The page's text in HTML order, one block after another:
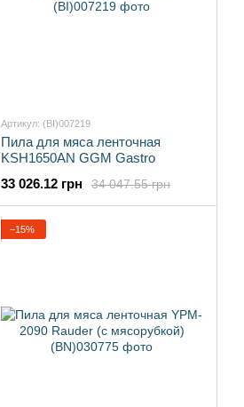
Артикул: (BI)007219
Пила для мяса ленточная
KSH1650AN GGM Gastro
34 047.55 грн
33 026.12 грн
−15%